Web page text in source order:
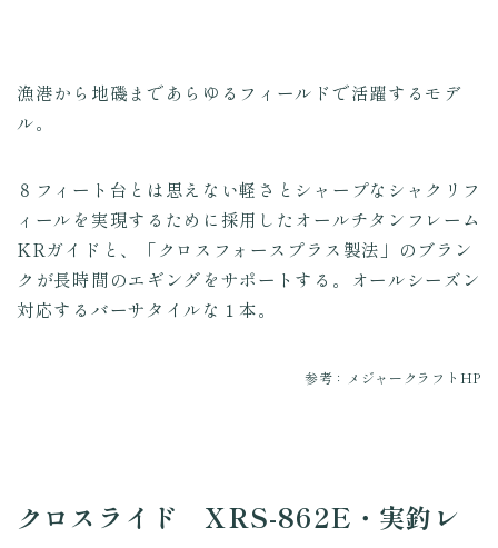
漁港から地磯まであらゆるフィールドで活躍するモデ
ル。
８フィート台とは思えない軽さとシャープなシャクリフ
ィールを実現するために採用したオールチタンフレーム
KRガイドと、「クロスフォースプラス製法」のブラン
クが長時間のエギングをサポートする。オールシーズン
対応するバーサタイルな１本。
参考：メジャークラフトHP
クロスライド XRS-862E・実釣レ